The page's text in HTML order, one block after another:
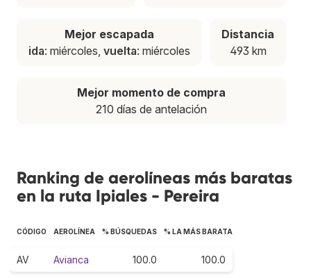
Mejor escapada
ida: miércoles, vuelta: miércoles
Distancia
493 km
Mejor momento de compra
210 días de antelación
Ranking de aerolíneas más baratas
en la ruta Ipiales - Pereira
CÓDIGO AEROLÍNEA % BÚSQUEDAS % LA MÁS BARATA
AV Avianca 100.0 100.0